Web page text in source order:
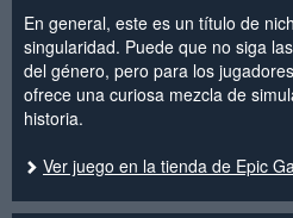
En general, este es un título de
singularidad. Puede que no siga
del género, pero para los
ofrece una curiosa mezcla de
historia.
Ver juego en la tienda de Epic